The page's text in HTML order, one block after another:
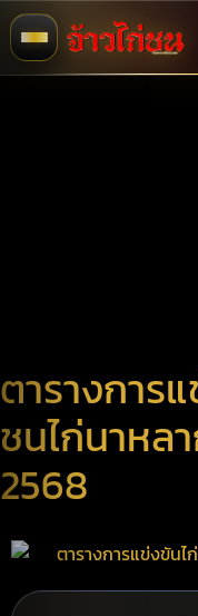
ตารางการ
ชนไก่นาหล
2568